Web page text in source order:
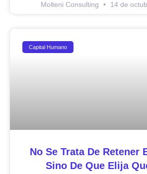
Molteni Consulting 14 de
Capital Humano
No Se Trata De Retener
Sino De Que Elija